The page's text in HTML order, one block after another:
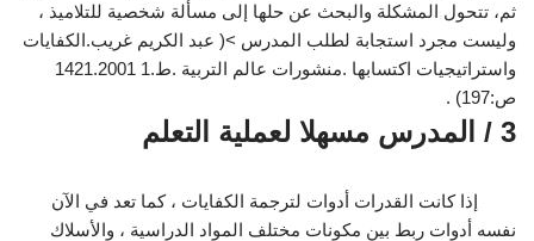
ثم، تتحول المشكلة والبحث عن حلها إلى مسألة شخصية للتلاميذ ،
وليست مجرد استجابة لطلب المدرس >( عبد الكريم غريب.الكفايات
واستراتيجيات اكتسابها .منشورات عالم التربية .ط.1 1421.2001
ص:197) .
3 / المدرس مسهلا لعملية التعلم
إذا كانت القدرات أدوات لترجمة الكفايات ، كما تعد في الآن
نفسه أدوات ربط بين مكونات مختلف المواد الدراسية ، والأسلاك